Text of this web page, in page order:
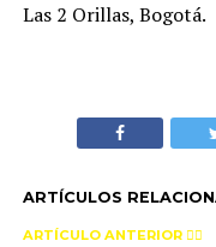
Las 2 Orillas, Bogotá.
ARTÍCULOS
ARTÍCULO ANTERIOR 👉🏻